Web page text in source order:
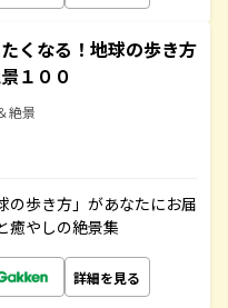
くなる！地球の歩き方
１００
絶景
の歩き方」があなたにお届
癒やしの絶景集
詳細を見る